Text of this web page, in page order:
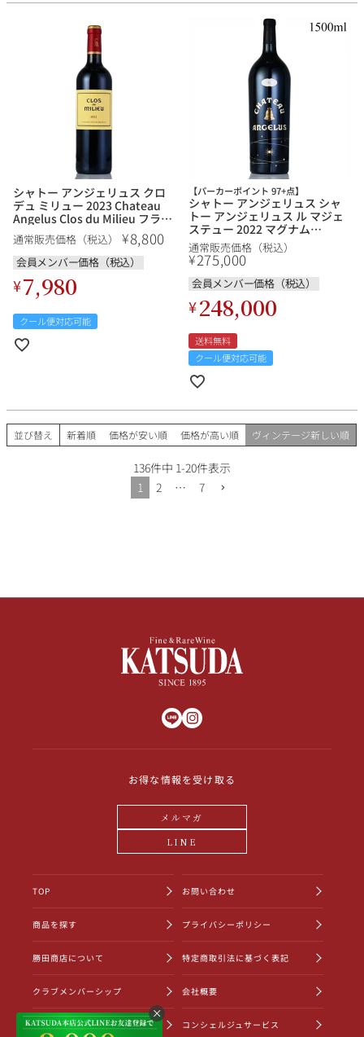
シャトー アンジェリュス クロ
デュ ミリュー 2023 Chateau
Angelus Clos du Milieu フラン
ス ボルドー 赤ワイン
通常販売価格（税込） ¥8,800
会員メンバー価格（税込）
¥7,980
クール便対応可能
【パーカーポイント 97+点】
シャトー アンジェリュス シャ
トー アンジェリュス ル マジェ
ステュー 2022 マグナム
1500ml Chateau Angelus Le
Majestueux フランス ボルドー
赤ワイン
通常販売価格（税込）
¥275,000
会員メンバー価格（税込）
¥248,000
送料無料
クール便対応可能
並び替え 新着順 価格が安い順 価格が高い順 ヴィンテージ新しい順
136件中 1-20件表示
1
2 … 7
お得な情報を受け取る
メルマガ
LINE
TOP
商品を探す
勝田商店について
クラブメンバーシップ
ショッピングガイド
お問い合わせ
プライバシーポリシー
特定商取引法に基づく表記
会社概要
コンシェルジュサービス